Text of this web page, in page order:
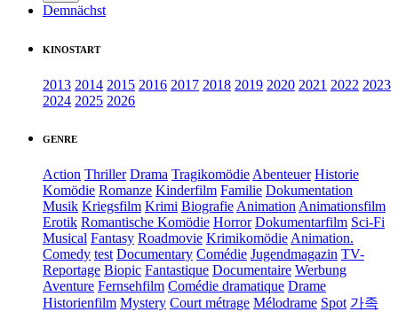
Demnächst
KINOSTART
2013 2014 2015 2016 2017 2018 2019 2020 2021 2022 2023
2024 2025 2026
GENRE
Action Thriller Drama TragikomödieAbenteuer Historie
Komödie Romanze Kinderfilm Familie Dokumentation
Musik Kriegsfilm Krimi BiografieAnimationAnimationsfilm
Erotik Romantische Komödie Horror Dokumentarfilm Sci-Fi
Musical Fantasy Roadmovie KrimikomödieAnimation.
Comedy test Documentary Comédie Jugendmagazin TV-
Reportage Biopic Fantastique Documentaire Werbung
Aventure Fernsehfilm Comédie dramatique Drame
Historienfilm Mystery Court métrage Mélodrame Spot 가족